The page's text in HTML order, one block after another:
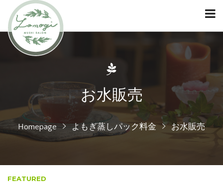
お水販売
Homepage よもぎ蒸しパック料金 お水販売
FEATURED